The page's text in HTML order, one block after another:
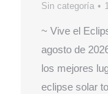
Sin categoría
~ Vive el
agosto de
los mejores
eclipse solar